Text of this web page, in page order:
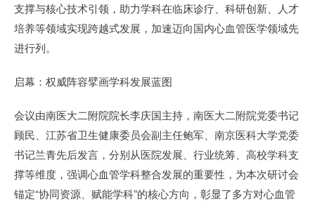
支撑与核心技术引领，助力学科在临床诊疗、科研创新、人才
培养等领域实现跨越式发展，加速迈向国内心血管医学领域先
进行列。
启幕：权威阵容擘画学科发展蓝图
会议由南医大二附院院长李庆国主持，南医大二附院党委书记
顾民、江苏省卫生健康委员会副主任鲍军、南京医科大学党委
书记兰青先后发言，分别从医院发展、行业统筹、高校学科支
撑等维度，强调心血管学科整合发展的重要性，为本次研讨会
锚定“协同资源、赋能学科”的核心方向，彰显了多方对心血管